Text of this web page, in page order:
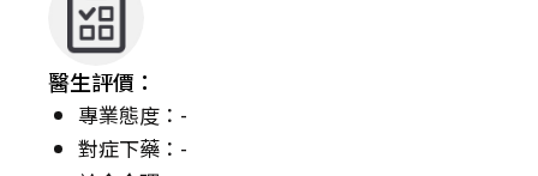
醫生評價：
專業態度：-
對症下藥：-